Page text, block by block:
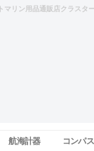
マリン用品通販店クラスタ
航海計器 コンパス